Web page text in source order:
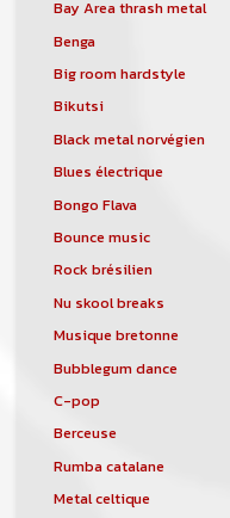
Bay Area thrash metal
Benga
Big room hardstyle
Bikutsi
Black metal norvégien
Blues électrique
Bongo Flava
Bounce music
Rock brésilien
Nu skool breaks
Musique bretonne
Bubblegum dance
C-pop
Berceuse
Rumba catalane
Metal celtique